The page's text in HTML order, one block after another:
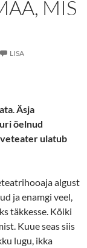
MIS
LISA
.Äsja
öelnud
ulatub
algust
ja enamgi veel,
täkkesse. Kõiki
Kuue seas siis
lugu, ikka